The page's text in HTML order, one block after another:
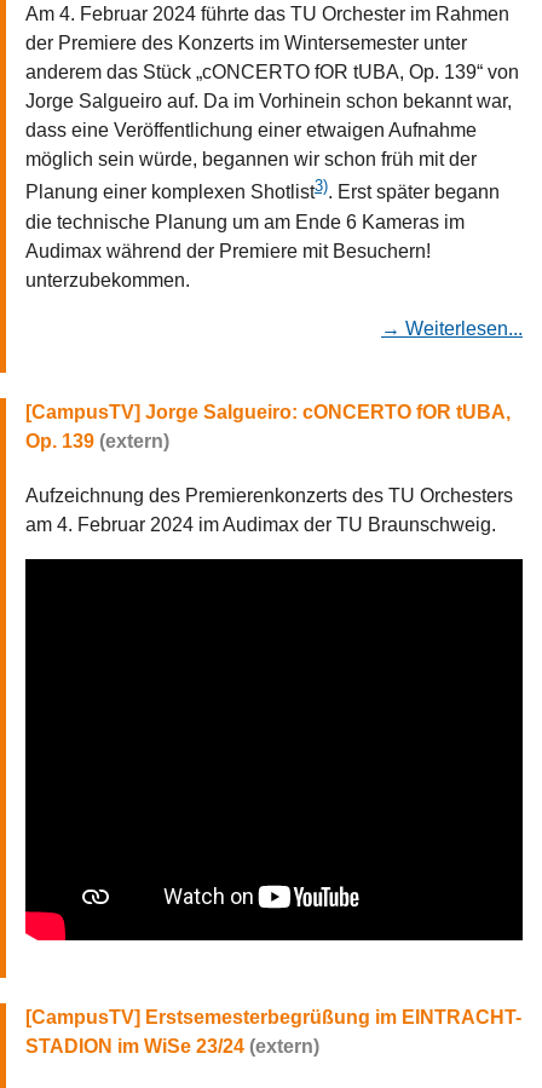
Am 4. Februar 2024 führte das TU Orchester im Rahmen
der Premiere des Konzerts im Wintersemester unter
anderem das Stück „cONCERTO fOR tUBA, Op. 139“ von
Jorge Salgueiro auf. Da im Vorhinein schon bekannt war,
dass eine Veröffentlichung einer etwaigen Aufnahme
möglich sein würde, begannen wir schon früh mit der
Planung einer komplexen Shotlist3). Erst später begann
die technische Planung um am Ende 6 Kameras im
Audimax während der Premiere mit Besuchern!
unterzubekommen.
→ Weiterlesen...
Jorge Salgueiro: cONCERTO fOR tUBA,
Op. 139
Aufzeichnung des Premierenkonzerts des TU Orchesters
am 4. Februar 2024 im Audimax der TU Braunschweig.
Erstsemesterbegrüßung im EINTRACHT-
STADION im WiSe 23/24